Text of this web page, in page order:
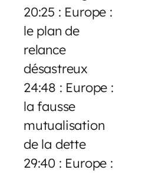
20:25 : Europe :
le plan de
relance
désastreux
24:48 : Europe :
la fausse
mutualisation
de la dette
29:40 : Europe :